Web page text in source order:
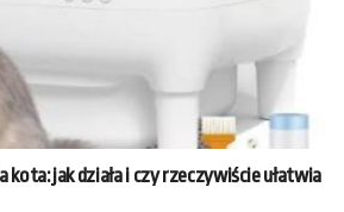
jak działa i czy rzeczywiście ułatwia